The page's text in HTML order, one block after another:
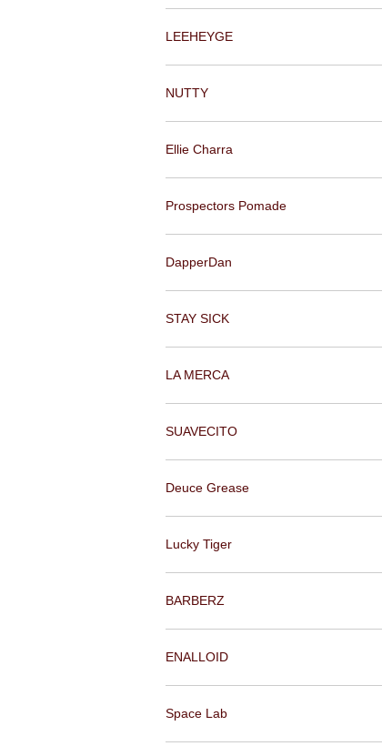
LEEHEYGE
NUTTY
Ellie Charra
Prospectors Pomade
DapperDan
STAY SICK
LA MERCA
SUAVECITO
Deuce Grease
Lucky Tiger
BARBERZ
ENALLOID
Space Lab